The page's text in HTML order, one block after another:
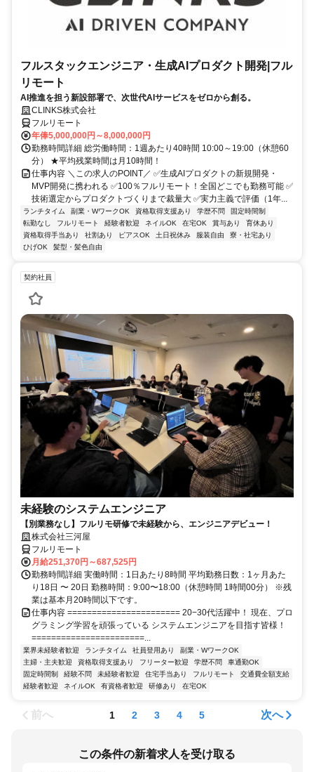
フルスタックエンジニア・生成AIプロダクト開発|フル
リモート
AI推進を担う新設部署で、次世代AIサービスをゼロから創る。
CLINKS株式会社
フルリモート
年俸5,000,000円～8,000,000円
勤務時間詳細 総労働時間：1週あたり40時間 10:00～19:00（休憩60
分） ★平均残業時間は月10時間！
仕事内容 ＼この求人のPOINT／ ✅生成AIプロダクトの新規開発・
MVP開発に携われる ✅100％フルリモート！全国どこでも勤務可能 ✅
技術選定からプロダクトづくりまで裁量大 ✅実力主義で評価（1年...
ランチタイム 副業・WワークOK 資格取得支援あり 学歴不問
固定時間制
転勤なし
フルリモート 経験者歓迎 ネイルOK 在宅OK 賞与あり
育休あり
資格取得手当あり
社割あり ピアスOK 土日祝休み 服装自由
寮・社宅あり
ひげOK
髪型・髪色自由
契約社員
未経験のシステムエンジニア
【別業務なし】フルリモ研修で未経験から、エンジニアデビュー！
株式会社三河屋
フルリモート
月給251,370円～687,525円
勤務時間詳細 実働時間：1日あたり8時間 平均勤務日数：1ヶ月あた
り18日 〜 20日 勤務時間：9:00〜18:00（休憩時間 1時間00分） ※残
業は基本月20時間以下です。
仕事内容 ======================= 20−30代活躍中！ 現在、プロ
グラミング学習を頑張っている システムエンジニアを目指す皆様！
=======================...
業界未経験者歓迎 ランチタイム 社員登用あり
副業・WワークOK
主婦・主夫歓迎
資格取得支援あり フリーター歓迎 学歴不問
車通勤OK
固定時間制
経験不問 未経験者歓迎 住宅手当あり フルリモート
交通費全額支給
経験者歓迎
ネイルOK 有資格者歓迎 研修あり 在宅OK
前へ 1 2 3 4 5 次へ
この条件の新着求人を受け取る